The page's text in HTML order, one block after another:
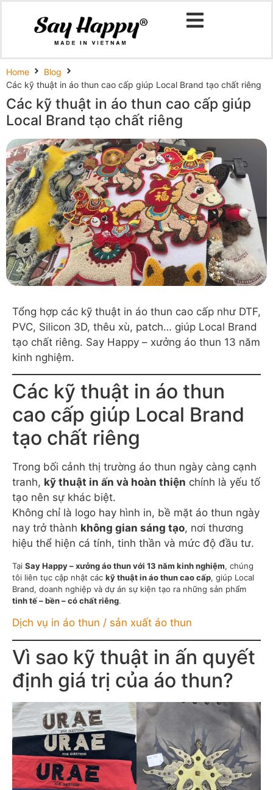
Home
Blog
Các kỹ thuật in áo thun cao cấp giúp Local Brand tạo chất riêng
Các kỹ thuật in áo thun cao cấp giúp
Local Brand tạo chất riêng
Tổng hợp các kỹ thuật in áo thun cao cấp như DTF,
PVC, Silicon 3D, thêu xù, patch… giúp Local Brand
tạo chất riêng. Say Happy – xưởng áo thun 13 năm
kinh nghiệm.
Các kỹ thuật in áo thun
cao cấp giúp Local Brand
tạo chất riêng
Trong bối cảnh thị trường áo thun ngày càng cạnh
tranh, kỹ thuật in ấn và hoàn thiện chính là yếu tố
tạo nên sự khác biệt.
Không chỉ là logo hay hình in, bề mặt áo thun ngày
nay trở thành không gian sáng tạo, nơi thương
hiệu thể hiện cá tính, tinh thần và mức độ đầu tư.
Tại Say Happy – xưởng áo thun với 13 năm kinh nghiệm, chúng
tôi liên tục cập nhật các kỹ thuật in áo thun cao cấp, giúp Local
Brand, doanh nghiệp và dự án sự kiện tạo ra những sản phẩm
tinh tế – bền – có chất riêng.
Dịch vụ in áo thun / sản xuất áo thun
Vì sao kỹ thuật in ấn quyết
định giá trị của áo thun?